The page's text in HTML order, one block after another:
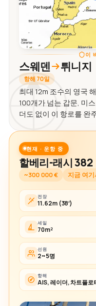
이
스웨덴 튀니지
항해 70일
최대 12m 조수의 영국
100개가 넘는 갑문, 미
더도 없이 이 항로를 완
현재 · 운항 중
할베리-래시 382
~300 000 € 지금 여
전장
11.62m (38′)
세일
70m²
선원
2~5명
항해
AIS, 레이더, 차트플로